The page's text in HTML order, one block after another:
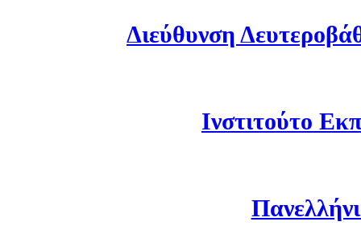
Διεύθυνση
Ινστιτούτο